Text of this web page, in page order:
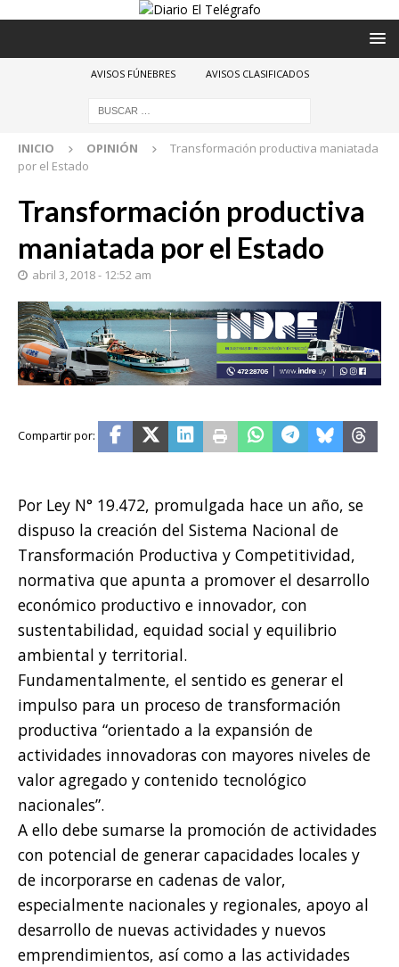
AVISOS FÚNEBRES AVISOS CLASIFICADOS
INICIO OPINIÓN
Transformación productiva maniatada
por el Estado
Transformación productiva
maniatada por el Estado
abril 3, 2018 - 12:52 am
Por Ley N° 19.472, promulgada hace un año, se
dispuso la creación del Sistema Nacional de
Transformación Productiva y Competitividad,
normativa que apunta a promover el desarrollo
económico productivo e innovador, con
sustentabilidad, equidad social y equilibrio
ambiental y territorial.
Fundamentalmente, el sentido es generar el
impulso para un proceso de transformación
productiva “orientado a la expansión de
actividades innovadoras con mayores niveles de
valor agregado y contenido tecnológico
nacionales”.
A ello debe sumarse la promoción de actividades
con potencial de generar capacidades locales y
de incorporarse en cadenas de valor,
especialmente nacionales y regionales, apoyo al
desarrollo de nuevas actividades y nuevos
emprendimientos, así como a las actividades